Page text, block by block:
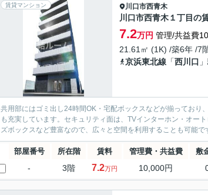
賃貸マンション 川口市西青木
川口市西青木１丁目の
7.2万円 管理/共益費
21.61㎡ (1K) /築6年 /7
京浜東北線 「西川口
共用部にはゴミ出し24時間OK・宅配ボックスなどが揃っており
も充実しています。セキュリティ面は、TVインターホン・オー
ズボックスなど豊富なので、広々と空間を利用することも可能
部屋番号 所在階 賃料 管理費・共益費 敷
- 3階 7.2万円 10,000円